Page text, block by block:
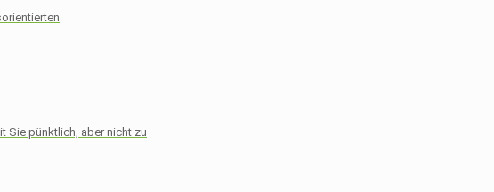
Sie pünktlich, aber nicht zu